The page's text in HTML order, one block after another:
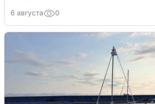
6 августа 0